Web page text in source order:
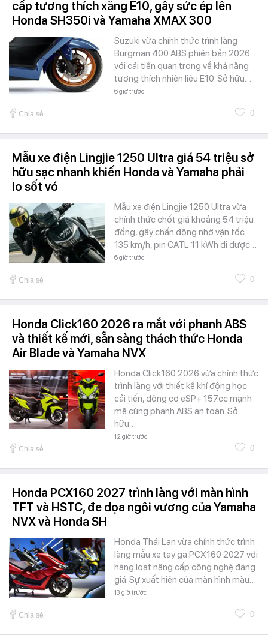
cấp tương thích xăng E10, gây sức ép lên
Honda SH350i và Yamaha XMAX 300
Suzuki vừa chính thức trình làng
Burgman 400 ABS phiên bản 2026
với cải tiến quan trọng về khả năng
tương thích nhiên liệu E10. Sở hữu…
6 giờ trước
Chia sẻ 0
Mẫu xe điện Lingjie 1250 Ultra giá 54 triệu sở
hữu sạc nhanh khiến Honda và Yamaha phải
lo sốt vó
Mẫu xe điện Lingjie 1250 Ultra vừa
chính thức chốt giá khoảng 54 triệu
đồng, gây chấn động nhờ vận tốc
135 km/h, pin CATL 11 kWh đi được…
6 giờ trước
Chia sẻ 0
Honda Click160 2026 ra mắt với phanh ABS
và thiết kế mới, sẵn sàng thách thức Honda
Air Blade và Yamaha NVX
Honda Click160 2026 vừa chính thức
trình làng với thiết kế khí động học
cải tiến, động cơ eSP+ 157cc mạnh
mẽ cùng phanh ABS an toàn. Sở
hữu…
12 giờ trước
Chia sẻ 0
Honda PCX160 2027 trình làng với màn hình
TFT và HSTC, đe dọa ngôi vương của Yamaha
NVX và Honda SH
Honda Thái Lan vừa chính thức trình
làng mẫu xe tay ga PCX160 2027 với
hàng loạt nâng cấp công nghệ đáng
giá. Sự xuất hiện của màn hình màu…
13 giờ trước
Chia sẻ 0